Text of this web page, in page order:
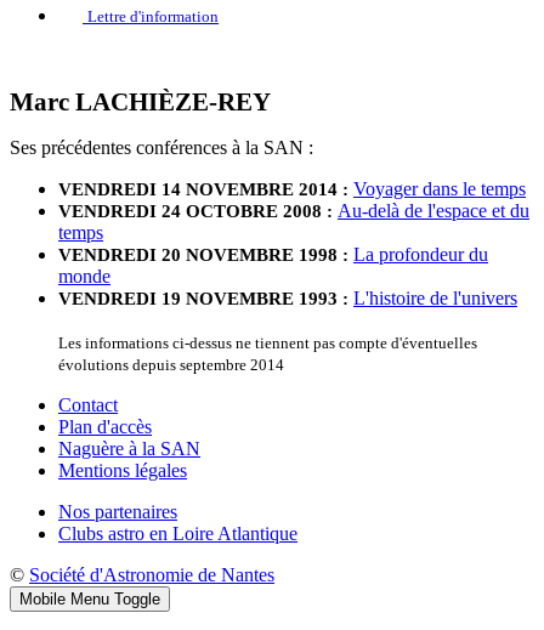
Lettre d'information
Marc LACHIÈZE-REY
Ses précédentes conférences à la SAN :
VENDREDI 14 NOVEMBRE 2014 : Voyager dans le temps
VENDREDI 24 OCTOBRE 2008 : Au-delà de l'espace et du
temps
VENDREDI 20 NOVEMBRE 1998 : La profondeur du
monde
VENDREDI 19 NOVEMBRE 1993 : L'histoire de l'univers
Les informations ci-dessus ne tiennent pas compte d'éventuelles
évolutions depuis septembre 2014
Contact
Plan d'accès
Naguère à la SAN
Mentions légales
Nos partenaires
Clubs astro en Loire Atlantique
© Société d'Astronomie de Nantes
Mobile Menu Toggle